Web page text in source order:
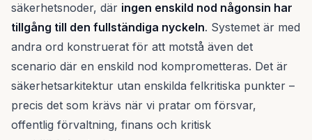
säkerhetsnoder, där ingen enskild nod någonsin har
tillgång till den fullständiga nyckeln. Systemet är med
andra ord konstruerat för att motstå även det
scenario där en enskild nod komprometteras. Det är
säkerhetsarkitektur utan enskilda felkritiska punkter –
precis det som krävs när vi pratar om försvar,
offentlig förvaltning, finans och kritisk